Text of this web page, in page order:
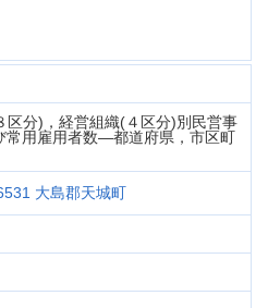
区分)，経営組織(４区分)別民営事
常用雇用者数―都道府県，市区町
大島郡天城町